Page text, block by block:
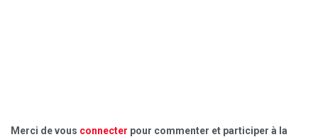
Merci de vous connecter pour commenter et participer à la